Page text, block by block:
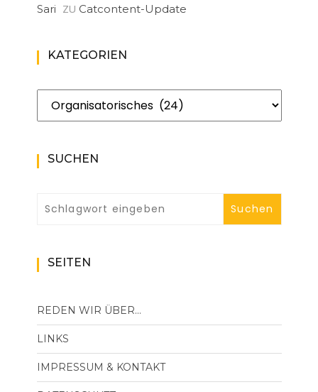
Sari ZU Catcontent-Update
KATEGORIEN
Kategorien
SUCHEN
SEITEN
REDEN WIR ÜBER…
LINKS
IMPRESSUM & KONTAKT